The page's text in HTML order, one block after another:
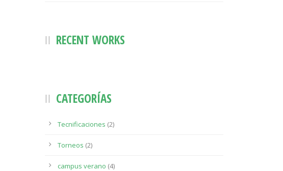
RECENT WORKS
CATEGORÍAS
Tecnificaciones (2)
Torneos (2)
campus verano (4)